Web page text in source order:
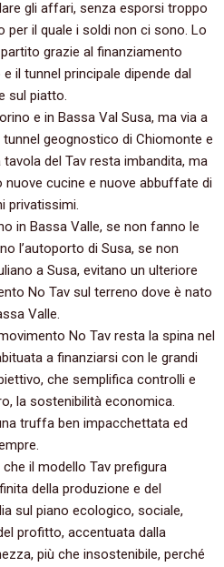
gli affari, senza esporsi troppo
per il quale i soldi non ci sono. Lo
grazie al finanziamento
il tunnel principale dipende dal
sul piatto.
e in Bassa Val Susa, ma via a
geognostico di Chiomonte e
del Tav resta imbandita, ma
cucine e nuove abbuffate di
privatissimi.
in Bassa Valle, se non fanno le
l’autoporto di Susa, se non
a Susa, evitano un ulteriore
No Tav sul terreno dove è nato
Valle.
No Tav resta la spina nel
a finanziarsi con le grandi
che semplifica controlli e
la sostenibilità economica.
truffa ben impacchettata ed
il modello Tav prefigura
della produzione e del
sul piano ecologico, sociale,
profitto, accentuata dalla
più che insostenibile, perché